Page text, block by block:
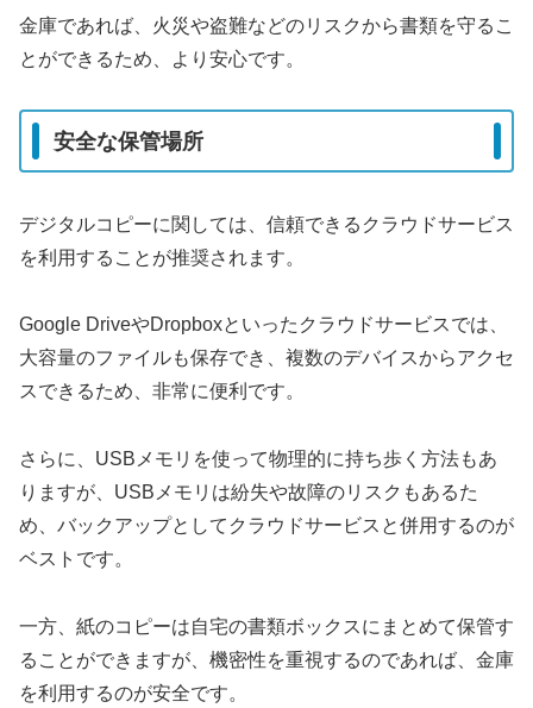
金庫であれば、火災や盗難などのリスクから書類を守るこ
とができるため、より安心です。
安全な保管場所
デジタルコピーに関しては、信頼できるクラウドサービス
を利用することが推奨されます。
Google DriveやDropboxといったクラウドサービスでは、
大容量のファイルも保存でき、複数のデバイスからアクセ
スできるため、非常に便利です。
さらに、USBメモリを使って物理的に持ち歩く方法もあ
りますが、USBメモリは紛失や故障のリスクもあるた
め、バックアップとしてクラウドサービスと併用するのが
ベストです。
一方、紙のコピーは自宅の書類ボックスにまとめて保管す
ることができますが、機密性を重視するのであれば、金庫
を利用するのが安全です。